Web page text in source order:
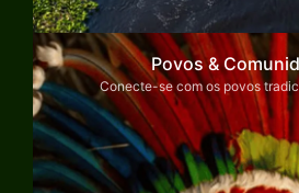
Povos &
Conecte-se com os povos
Explorar